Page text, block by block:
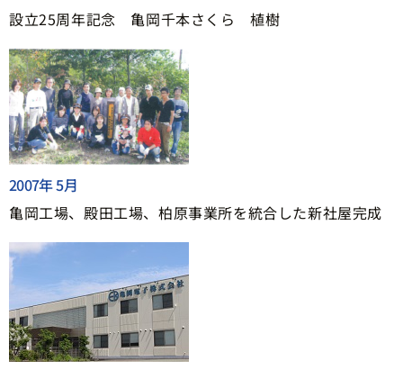
設立25周年記念 亀岡千本さくら 植樹
2007年 5月
亀岡工場、殿田工場、柏原事業所を統合した新社屋完成